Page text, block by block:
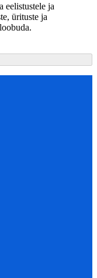
eelistustele ja
ürituste ja